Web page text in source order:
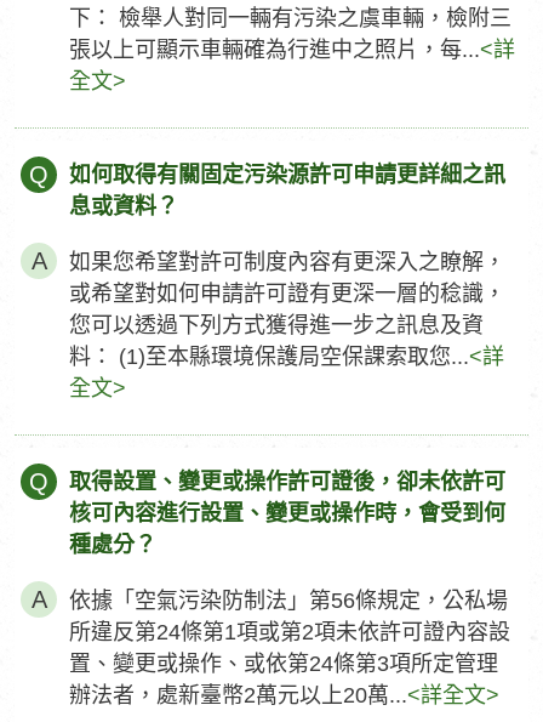
下： 檢舉人對同一輛有污染之虞車輛，檢附三
張以上可顯示車輛確為行進中之照片，每...<詳
全文>
Q
如何取得有關固定污染源許可申請更詳細之訊
息或資料？
如果您希望對許可制度內容有更深入之瞭解，
或希望對如何申請許可證有更深一層的稔識，
您可以透過下列方式獲得進一步之訊息及資
料： (1)至本縣環境保護局空保課索取您...<詳
全文>
Q
取得設置、變更或操作許可證後，卻未依許可
核可內容進行設置、變更或操作時，會受到何
種處分？
依據「空氣污染防制法」第56條規定，公私場
所違反第24條第1項或第2項未依許可證內容設
置、變更或操作、或依第24條第3項所定管理
辦法者，處新臺幣2萬元以上20萬...<詳全文>